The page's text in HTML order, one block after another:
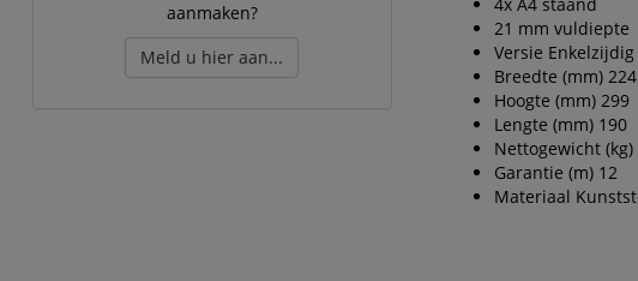
aanmaken?
Meld u hier aan...
21 mm vuldiepte
Versie Enkelzijdig
Breedte (mm) 224
Hoogte (mm) 299
Lengte (mm) 190
Nettogewicht (kg)
Garantie (m) 12
Materiaal